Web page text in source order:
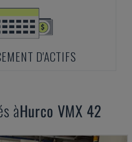
D'ACTIFS
àHurco VMX 42